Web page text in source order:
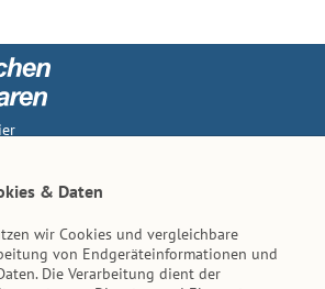
& Daten
wir Cookies und vergleichbare
von Endgeräteinformationen und
Die Verarbeitung dient der